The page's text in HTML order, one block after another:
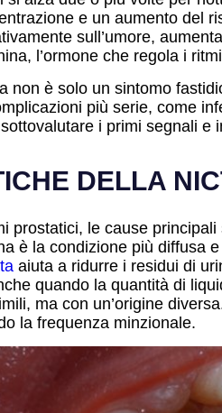
e un aumento del
sull’umore,
l’ormone che regola i
non è solo un sintomo
più serie, come
i primi segnali
DELLA
prostatici, le cause
è la condizione più
aiuta a ridurre i residui di
quando la quantità di
ma con un’origine
la frequenza minzionale.